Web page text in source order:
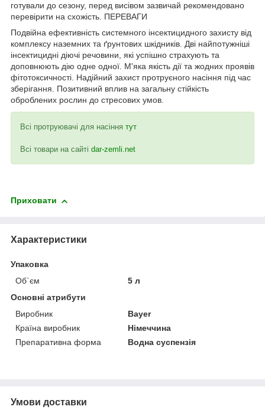
готували до сезону, перед висівом зазвичай рекомендовано
перевірити на схожість. ПЕРЕВАГИ
Подвійна ефективність системного інсектицидного захисту від
комплексу наземних та ґрунтових шкідників. Дві найпотужніші
інсектицидні діючі речовини, які успішно страхують та
доповнюють дію одне одної. М'яка якість дії та жодних проявів
фітотоксичності. Надійний захист протруєного насіння під час
зберігання. Позитивний вплив на загальну стійкість
оброблених рослин до стресових умов.
Всі протруювачі для насіння тут
Всі товари на сайті dar-zemli.net
Приховати
Характеристики
Упаковка
Об`єм
5 л
Основні атрибути
Виробник
Bayer
Країна виробник
Німеччина
Препаративна форма
Водна суспензія
Умови доставки